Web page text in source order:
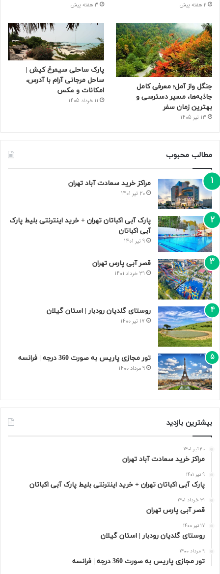
2 هفته پیش 3 هفته پیش
جنگل واز آمل؛ معرفی کامل
جاذبه‌ها، مسیر دسترسی و
بهترین زمان سفر
13 تیر 1405
پارک ساحلی سیمرغ کیش |
ساحل مرجانی آرام با آدرس،
امکانات و عکس
11 خرداد 1405
مطالب محبوب
مراکز خرید سعادت‌ آباد تهران
20 تیر 1401
پارک آبی اکباتان تهران + خرید اینترنتی بلیط پارک
آبی اکباتان
9 تیر 1401
قصر آبی پارس تهران
31 خرداد 1401
روستای گلدیان رودبار | استان گیلان
17 تیر 1400
تور مجازی پاریس به صورت 360 درجه | فرانسه
9 مرداد 1400
بیشترین بازدید
20 تیر 1401
مراکز خرید سعادت‌ آباد تهران
9 تیر 1401
پارک آبی اکباتان تهران + خرید اینترنتی بلیط پارک آبی اکباتان
31 خرداد 1401
قصر آبی پارس تهران
17 تیر 1400
روستای گلدیان رودبار | استان گیلان
9 مرداد 1400
تور مجازی پاریس به صورت 360 درجه | فرانسه